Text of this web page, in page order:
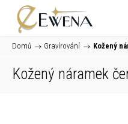
Domů / Gravírování / Kožený
Kožený náramek